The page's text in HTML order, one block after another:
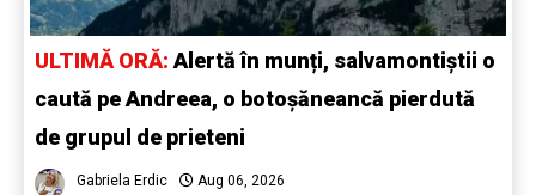
ULTIMĂ ORĂ:Alertă în munți, salvamontiștii o
caută pe Andreea, o botoșăneancă pierdută
de grupul de prieteni
Gabriela Erdic Aug 06, 2026